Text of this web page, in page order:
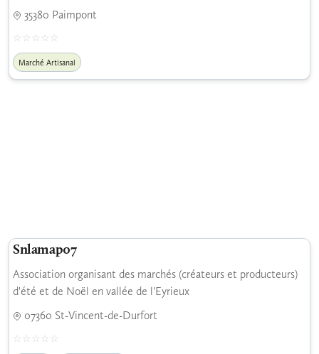
35380 Paimpont
Marché Artisanal
Snlamap07
Association organisant des marchés (créateurs et producteurs)
d'été et de Noël en vallée de l'Eyrieux
07360 St-Vincent-de-Durfort